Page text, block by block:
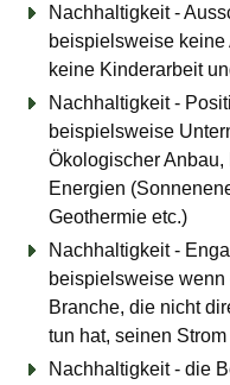
Nachhaltigkeit -
beispielsweise keine
keine Kinderarbeit
Nachhaltigkeit -
beispielsweise
Ökologischer
Energien
Geothermie etc.)
Nachhaltigkeit -
beispielsweise
Branche, die nicht
tun hat, seinen
Nachhaltigkeit - die